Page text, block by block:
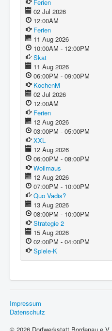
Ferien
02 Jul 2026
12:00AM
Ferien
11 Aug 2026
10:00AM - 12:00PM
Skat
11 Aug 2026
06:00PM - 09:00PM
KochenM
02 Jul 2026
12:00AM
Ferien
12 Aug 2026
03:00PM - 05:00PM
XXL
12 Aug 2026
06:00PM - 08:00PM
Wollmaus
12 Aug 2026
07:00PM - 10:00PM
Quo Vadis?
13 Aug 2026
08:00PM - 10:00PM
Strategie 2
15 Aug 2026
02:00PM - 04:00PM
Spiele-K
Impressum
Datenschutz